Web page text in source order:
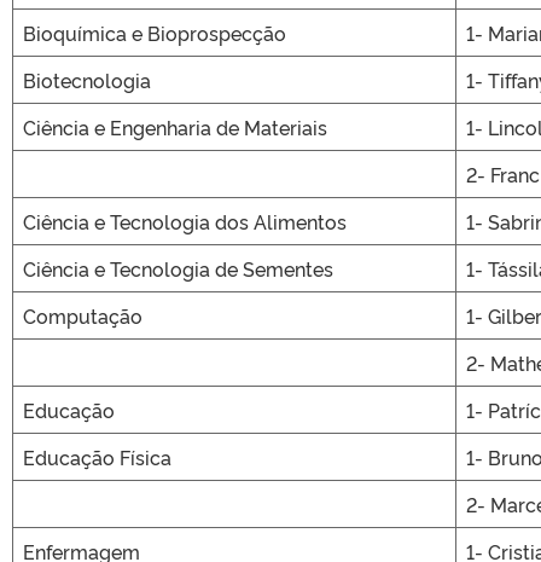
Bioquímica e Bioprospecção
1-
Biotecnologia
1-
Ciência e Engenharia de Materiais
1-
2-
Ciência e Tecnologia dos Alimentos
1-
Ciência e Tecnologia de Sementes
1-
Computação
1-
2-
Educação
1-
Educação Física
1-
2-
Enfermagem
1-